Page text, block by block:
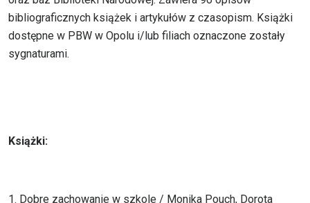
bibliograficznych książek i artykułów z czasopism. Książki
dostępne w PBW w Opolu i/lub filiach oznaczone zostały
sygnaturami.
Książki:
1. Dobre zachowanie w szkole / Monika Pouch, Dorota